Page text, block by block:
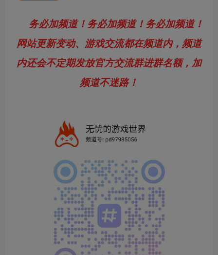
务必加频道！务必加频道！务必加频道！
网站更新变动、游戏交流都在频道内，频道
内还会不定期发放官方交流群进群名额，加
频道不迷路！